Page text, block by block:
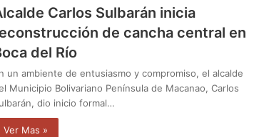
Carlos Sulbarán inicia
de cancha central en
del Río
un ambiente de entusiasmo y compromiso, el alcalde
Municipio Bolivariano Península de Macanao, Carlos
dio inicio formal…
Ver Mas »